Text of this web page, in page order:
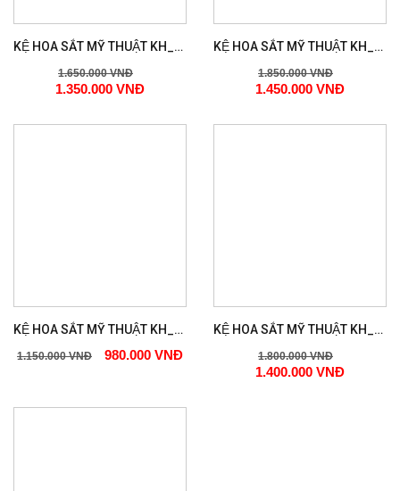
KỆ HOA SẮT MỸ THUẬT KH_209
1.650.000 VNĐ
1.350.000 VNĐ
KỆ HOA SẮT MỸ THUẬT KH_219
1.850.000 VNĐ
1.450.000 VNĐ
KỆ HOA SẮT MỸ THUẬT KH_221
1.150.000 VNĐ 980.000 VNĐ
KỆ HOA SẮT MỸ THUẬT KH_226
1.800.000 VNĐ
1.400.000 VNĐ